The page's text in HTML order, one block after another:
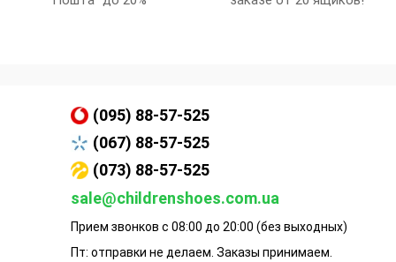
(095) 88-57-525
(067) 88-57-525
(073) 88-57-525
sale@childrenshoes.com.ua
Прием звонков с 08:00 до 20:00 (без выходных)
Пт: отправки не делаем. Заказы принимаем.